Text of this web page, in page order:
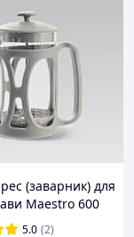
технікою
спробуйте
створений
(заварник) для
Maestro 600
600-GRAY)
5.0 (2)